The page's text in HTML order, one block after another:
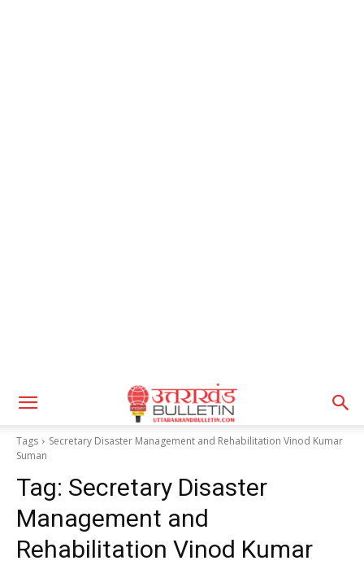
Tags
Secretary Disaster Management and Rehabilitation Vinod Kumar
Suman
Tag: Secretary Disaster
Management and
Rehabilitation Vinod Kumar